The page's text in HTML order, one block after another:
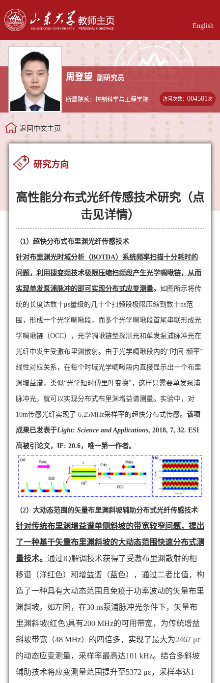
English
周登望 副研究员
所属院系：控制科学与工程学院 访问次数：004581次
返回中文主页
研究方向
高性能分布式光纤传感技术研究（点
击见详情）
（1）超快分布式布里渊光纤传感技术
针对布里渊光时域分析（BOTDA）系统频率扫描十分耗时的
问题，利用捷变频技术极限压缩扫频段产生光学啁啾链，从而
实现单发泵浦脉冲的即可实现分布式应变测量。 如图所示将传
统的长度达数十μs量级的几十个扫频段极限压缩到数十ns范
围，形成一个光学啁啾段，而多个光学啁啾段首尾串联形成光
学啁啾链（OCC），光学啁啾链型探测光和单发泵浦脉冲光在
光纤中发生受激布里渊散射。由于光学啁啾段内的“时间-频率”
线性对应关系，在每个时域光学啁啾段内直接显示出一个布里
渊增益谱，类似“光学短时傅里叶变换”，这样只需要单发泵浦
脉冲光，就可以实现分布式布里渊增益谱测量。实验中，对
10m传感光纤实现了 6.25MHz采样率的超快分布式传感。 该项
成果已发表于Light: Science and Applications, 2018, 7, 32. ESI
高被引论文， IF: 20.6，唯一第一作者。
（2）大动态范围的矢量布里渊斜坡辅助分布式光纤传感技术
针对传统布里渊增益谱单侧斜坡的带宽较窄问题，提出
了一种基于矢量布里渊斜坡的大动态范围快速分布式测
量技术。 通过IQ解调技术获得了受激布里渊散射的相
移谱（洋红色）和增益谱（蓝色），通过二者比值，构
造了一种具有大动态范围且免疫于功率波动的矢量布里
渊斜坡。如左图，在30 ns泵浦脉冲光条件下，矢量布
里渊斜坡(红色)具有200 MHz的可用带宽，为传统增益
斜坡带宽（48 MHz）的四倍多，实现了最大为2467 με
的动态应变测量，采样率最高达101 kHz。结合多斜坡
辅助技术将应变测量范围提升至5372 με，采样率达1